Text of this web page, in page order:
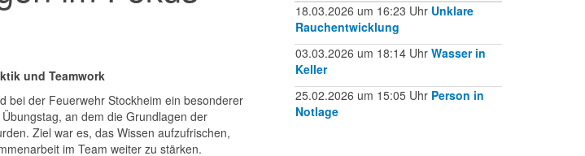
und Teamwork
bei der Feuerwehr Stockheim ein besonderer
an dem die Grundlagen der
Ziel war es, das Wissen aufzufrischen,
im Team weiter zu stärken.
18.03.2026 um 16:23 Uhr Unklare
Rauchentwicklung
03.03.2026 um 18:14 Uhr Wasser in
Keller
25.02.2026 um 15:05 Uhr Person in
Notlage